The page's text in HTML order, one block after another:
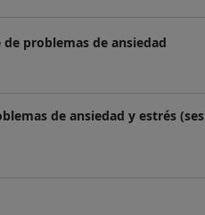
problemas de ansiedad
de ansiedad y estrés